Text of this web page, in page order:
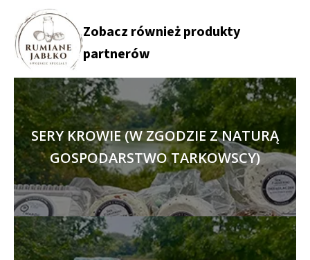
Zobacz również produkty
partnerów
SERY KROWIE (W ZGODZIE Z NATURĄ
GOSPODARSTWO TARKOWSCY)